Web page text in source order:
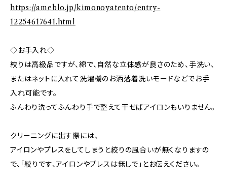
https://ameblo.jp/kimonoyatento/entry-
12254617641.html
◇お手入れ◇
絞りは高級品ですが、綿で、自然な立体感が良さのため、手洗い、
またはネットに入れて洗濯機のお洒落着洗いモードなどでお手
入れ可能です。
ふんわり洗ってふんわり手で整えて干せばアイロンもいりません。
クリーニングに出す際には、
アイロンやプレスをしてしまうと絞りの風合いが無くなりますの
で、「絞りです、アイロンやプレスは無しで」とお伝えください。